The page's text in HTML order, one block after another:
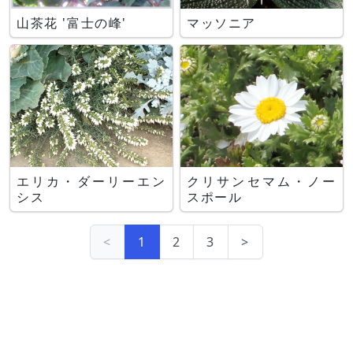
山茶花 '富士の峰' マッソニア
エリカ・ダーリーエン
シス
クリサンセマム・ノー
スポール
< 1 2 3 >